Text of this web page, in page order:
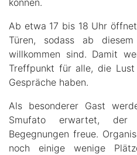
Ab etwa 17 bis 18 Uhr
Türen, sodass ab
willkommen sind. Damit
Treffpunkt für alle, die
Gespräche haben.
Als besonderer Gast
Smufato erwartet,
Begegnungen freue.
noch einige wenige